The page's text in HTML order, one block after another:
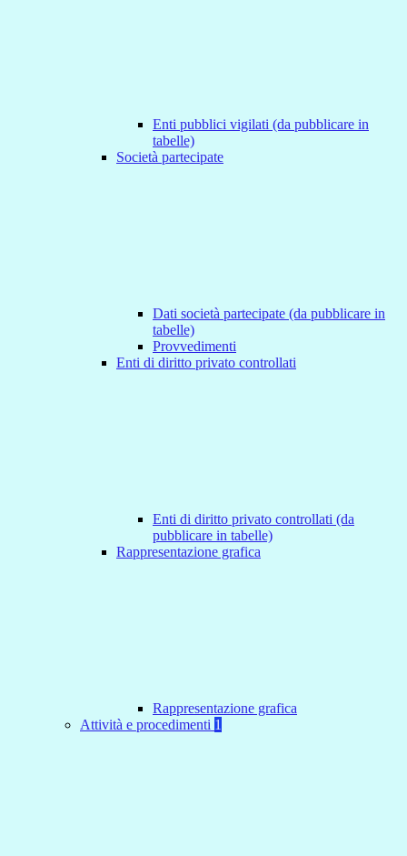
Enti pubblici vigilati (da pubblicare in
tabelle)
Società partecipate
Dati società partecipate (da pubblicare in
tabelle)
Provvedimenti
Enti di diritto privato controllati
Enti di diritto privato controllati (da
pubblicare in tabelle)
Rappresentazione grafica
Rappresentazione grafica
Attività e procedimenti 1